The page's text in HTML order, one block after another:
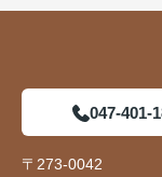
047-401-
〒273-0042